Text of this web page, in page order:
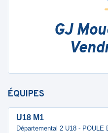
GJ
ÉQUIPES
U18 M1
Départemental 2 U18 - POULE